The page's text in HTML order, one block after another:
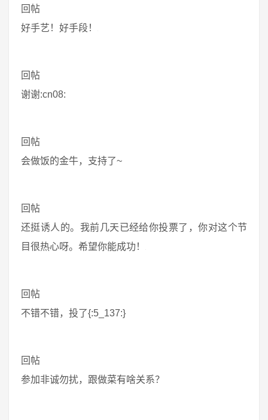
回帖
好手艺！好手段！
回帖
谢谢:cn08:
回帖
会做饭的金牛，支持了~
回帖
还挺诱人的。我前几天已经给你投票了，你对这个节
目很热心呀。希望你能成功！
回帖
不错不错，投了{:5_137:}
回帖
参加非诚勿扰，跟做菜有啥关系？